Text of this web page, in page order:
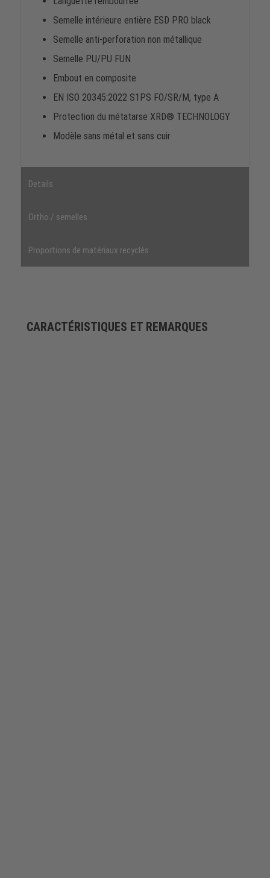
Semelle intérieure entière ESD PRO black
Semelle anti-perforation non métallique
Semelle PU/PU FUN
Embout en composite
EN ISO 20345:2022 S1PS FO/SR/M, type A
Protection du métatarse XRD® TECHNOLOGY
Modèle sans métal et sans cuir
Details
Ortho / semelles
Proportions de matériaux recyclés
CARACTÉRISTIQUES ET REMARQUES